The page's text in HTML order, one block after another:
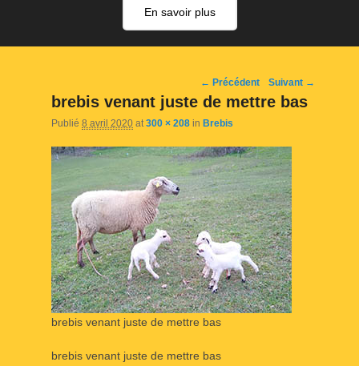
En savoir plus
Navigation
d'image
← Précédent Suivant →
brebis venant juste de mettre bas
Publié 8 avril 2020 at 300 × 208 in Brebis
brebis venant juste de mettre bas
brebis venant juste de mettre bas